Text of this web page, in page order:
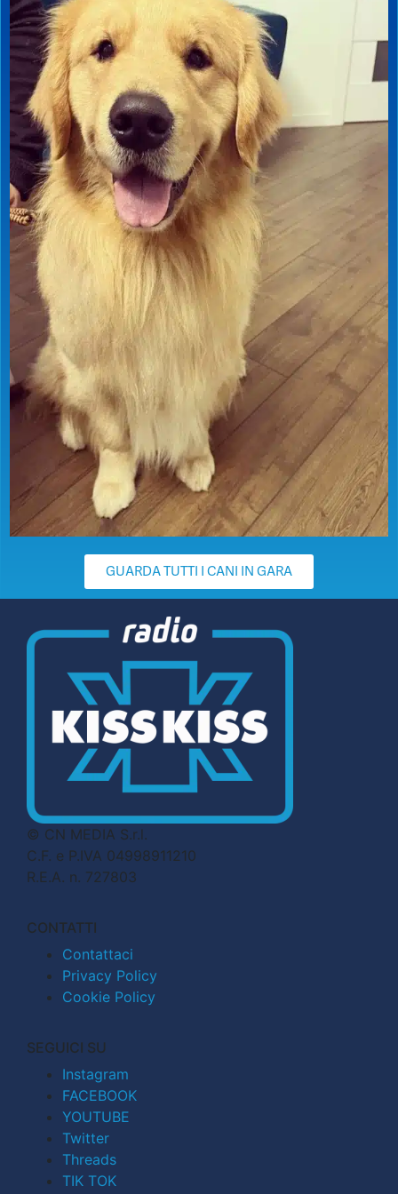
GUARDA TUTTI I CANI IN GARA
© CN MEDIA S.r.l.
C.F. e P.IVA 04998911210
R.E.A. n. 727803
CONTATTI
Contattaci
Privacy Policy
Cookie Policy
SEGUICI SU
Instagram
FACEBOOK
YOUTUBE
Twitter
Threads
TIK TOK